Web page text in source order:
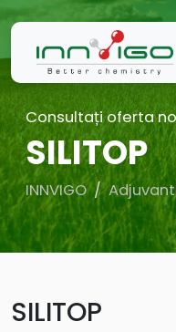
Consultați oferta
SILITOP
INNVIGO
SILITOP